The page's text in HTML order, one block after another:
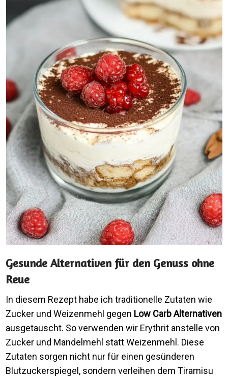
Gesunde Alternativen für den Genuss ohne
Reue
In diesem Rezept habe ich traditionelle Zutaten wie
Zucker und Weizenmehl gegen Low Carb Alternativen
ausgetauscht. So verwenden wir Erythrit anstelle von
Zucker und Mandelmehl statt Weizenmehl. Diese
Zutaten sorgen nicht nur für einen gesünderen
Blutzuckerspiegel, sondern verleihen dem Tiramisu